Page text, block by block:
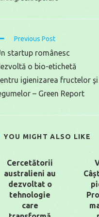
Previous Post
startup românesc
o bio-etichetă
igienizarea fructelor şi
– Green Report
YOU MIGHT ALSO LIKE
Cercetătorii
australieni au
dezvoltat o
tehnologie
care